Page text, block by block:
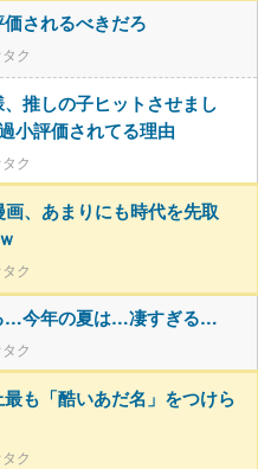
されるべきだろ
ク
推しの子ヒットさせまし
小評価されてる理由
ク
画、あまりにも時代を先取
ク
…今年の夏は…凄すぎる…
ク
最も「酷いあだ名」をつけら
ク